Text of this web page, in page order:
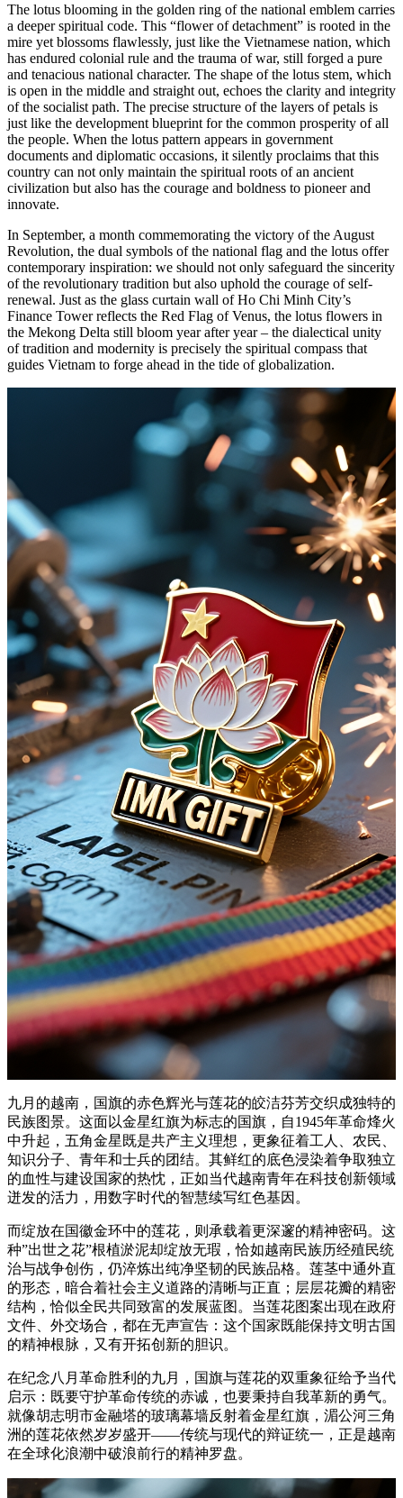
The lotus blooming in the golden ring of the national emblem carries
a deeper spiritual code. This “flower of detachment” is rooted in the
mire yet blossoms flawlessly, just like the Vietnamese nation, which
has endured colonial rule and the trauma of war, still forged a pure
and tenacious national character. The shape of the lotus stem, which
is open in the middle and straight out, echoes the clarity and integrity
of the socialist path. The precise structure of the layers of petals is
just like the development blueprint for the common prosperity of all
the people. When the lotus pattern appears in government
documents and diplomatic occasions, it silently proclaims that this
country can not only maintain the spiritual roots of an ancient
civilization but also has the courage and boldness to pioneer and
innovate.
In September, a month commemorating the victory of the August
Revolution, the dual symbols of the national flag and the lotus offer
contemporary inspiration: we should not only safeguard the sincerity
of the revolutionary tradition but also uphold the courage of self-
renewal. Just as the glass curtain wall of Ho Chi Minh City’s
Finance Tower reflects the Red Flag of Venus, the lotus flowers in
the Mekong Delta still bloom year after year – the dialectical unity
of tradition and modernity is precisely the spiritual compass that
guides Vietnam to forge ahead in the tide of globalization.
九月的越南，国旗的赤色辉光与莲花的皎洁芬芳交织成独特的
民族图景。这面以金星红旗为标志的国旗，自1945年革命烽火
中升起，五角金星既是共产主义理想，更象征着工人、农民、
知识分子、青年和士兵的团结。其鲜红的底色浸染着争取独立
的血性与建设国家的热忱，正如当代越南青年在科技创新领域
迸发的活力，用数字时代的智慧续写红色基因。
而绽放在国徽金环中的莲花，则承载着更深邃的精神密码。这
种”出世之花”根植淤泥却绽放无瑕，恰如越南民族历经殖民统
治与战争创伤，仍淬炼出纯净坚韧的民族品格。莲茎中通外直
的形态，暗合着社会主义道路的清晰与正直；层层花瓣的精密
结构，恰似全民共同致富的发展蓝图。当莲花图案出现在政府
文件、外交场合，都在无声宣告：这个国家既能保持文明古国
的精神根脉，又有开拓创新的胆识。
在纪念八月革命胜利的九月，国旗与莲花的双重象征给予当代
启示：既要守护革命传统的赤诚，也要秉持自我革新的勇气。
就像胡志明市金融塔的玻璃幕墙反射着金星红旗，湄公河三角
洲的莲花依然岁岁盛开——传统与现代的辩证统一，正是越南
在全球化浪潮中破浪前行的精神罗盘。